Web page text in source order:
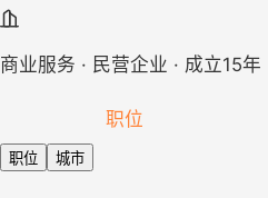
商业服务 · 民营企业 · 成立15年
职位
职位 城市